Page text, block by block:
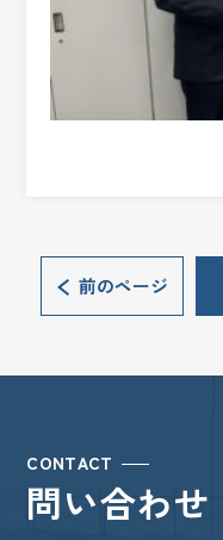
前のページ
CONTACT
問い合わせ